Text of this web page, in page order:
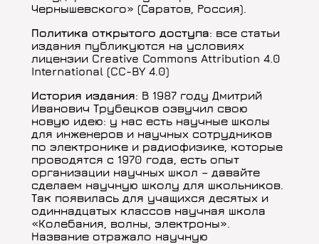
Чернышевского» (Саратов, Россия).
Политика открытого доступа: все статьи
издания публикуются на условиях
лицензии Creative Commons Attribution 4.0
International (CC-BY 4.0)
История издания: В 1987 году Дмитрий
Иванович Трубецков озвучил свою
новую идею: у нас есть научные школы
для инженеров и научных сотрудников
по электронике и радиофизике, которые
проводятся с 1970 года, есть опыт
организации научных школ – давайте
сделаем научную школу для школьников.
Так появилась для учащихся десятых и
одиннадцатых классов научная школа
«Колебания, волны, электроны».
Название отражало научную